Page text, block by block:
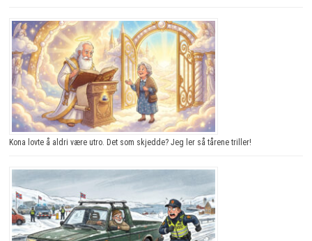
Kona lovte å aldri være utro. Det som skjedde? Jeg ler så tårene triller!